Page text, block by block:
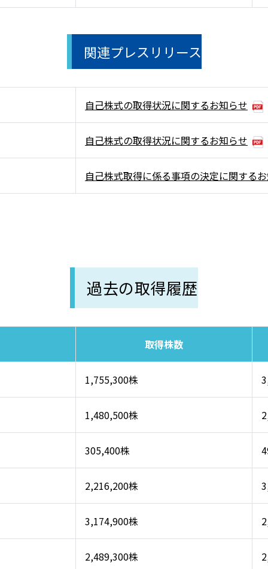
関連プレスリリース
自己株式の取得状況に関するお知らせ
自己株式の取得状況に関するお知らせ
自己株式取得に係る事項の決定に関する
過去の取得履歴
取得株数
1,755,300株
1,480,500株
305,400株
2,216,200株
3,174,900株
2,489,300株